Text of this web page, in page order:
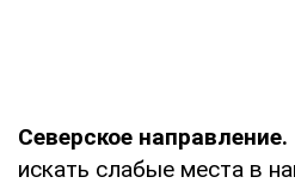
Северское направление.
искать слабые места в